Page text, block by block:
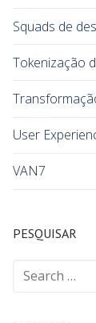
Squads de
Tokenização
User
VAN7
PESQUISAR